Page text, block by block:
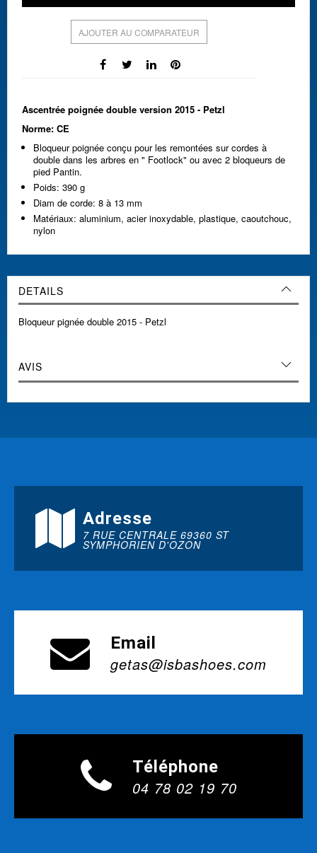
AJOUTER AU COMPARATEUR
Ascentrée poignée double version 2015 - Petzl
Norme: CE
Bloqueur poignée conçu pour les remontées sur cordes à
double dans les arbres en " Footlock" ou avec 2 bloqueurs de
pied Pantin.
Poids: 390 g
Diam de corde: 8 à 13 mm
Matériaux: aluminium, acier inoxydable, plastique, caoutchouc,
nylon
DETAILS
Bloqueur pignée double 2015 - Petzl
AVIS
Adresse
7 RUE CENTRALE 69360 ST
SYMPHORIEN D'OZON
Email
getas@isbashoes.com
Téléphone
04 78 02 19 70